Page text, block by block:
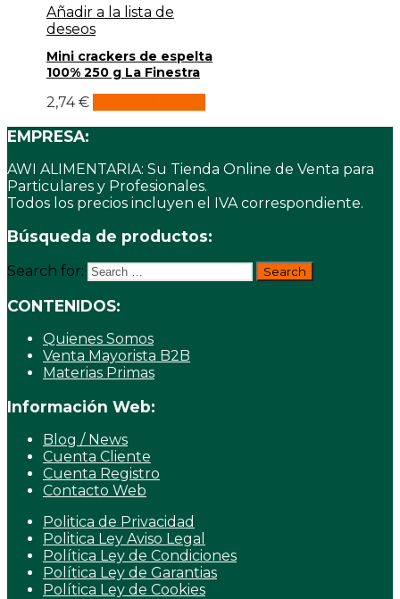
Añadir a la lista de
deseos
Mini crackers de espelta
100% 250 g La Finestra
2,74€
EMPRESA:
AWI ALIMENTARIA: Su Tienda Online de Venta para
Particulares y Profesionales.
Todos los precios incluyen el IVA correspondiente.
Búsqueda de productos:
Search for:
CONTENIDOS:
Quienes Somos
Venta Mayorista B2B
Materias Primas
Información Web:
Blog / News
Cuenta Cliente
Cuenta Registro
Contacto Web
Politica de Privacidad
Politica Ley Aviso Legal
Política Ley de Condiciones
Política Ley de Garantias
Política Ley de Cookies